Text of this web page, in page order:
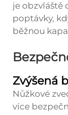
je obzvláště
poptávky,
běžnou
Zvýšená
Nůžkové
více